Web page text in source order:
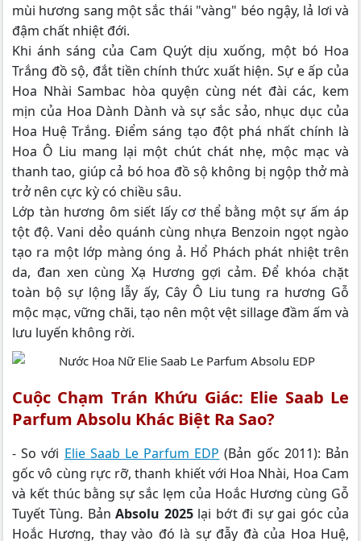
mùi hương sang một sắc thái "vàng" béo ngậy, lả lơi và
đậm chất nhiệt đới.
Khi ánh sáng của Cam Quýt dịu xuống, một bó Hoa
Trắng đồ sộ, đắt tiền chính thức xuất hiện. Sự e ấp của
Hoa Nhài Sambac hòa quyện cùng nét đài các, kem
mịn của Hoa Dành Dành và sự sắc sảo, nhục dục của
Hoa Huệ Trắng. Điểm sáng tạo đột phá nhất chính là
Hoa Ô Liu mang lại một chút chát nhẹ, mộc mạc và
thanh tao, giúp cả bó hoa đồ sộ không bị ngộp thở mà
trở nên cực kỳ có chiều sâu.
Lớp tàn hương ôm siết lấy cơ thể bằng một sự ấm áp
tột độ. Vani dẻo quánh cùng nhựa Benzoin ngọt ngào
tạo ra một lớp màng óng ả. Hổ Phách phát nhiệt trên
da, đan xen cùng Xạ Hương gợi cảm. Để khóa chặt
toàn bộ sự lộng lẫy ấy, Cây Ô Liu tung ra hương Gỗ
mộc mạc, vững chãi, tạo nên một vệt sillage đầm ấm và
lưu luyến không rời.
Cuộc Chạm Trán Khứu Giác: Elie Saab Le
Parfum Absolu Khác Biệt Ra Sao?
- So với Elie Saab Le Parfum EDP (Bản gốc 2011): Bản
gốc vô cùng rực rỡ, thanh khiết với Hoa Nhài, Hoa Cam
và kết thúc bằng sự sắc lẹm của Hoắc Hương cùng Gỗ
Tuyết Tùng. BảnAbsolu 2025lại bớt đi sự gai góc của
Hoắc Hương, thay vào đó là sự đẫy đà của Hoa Huệ,